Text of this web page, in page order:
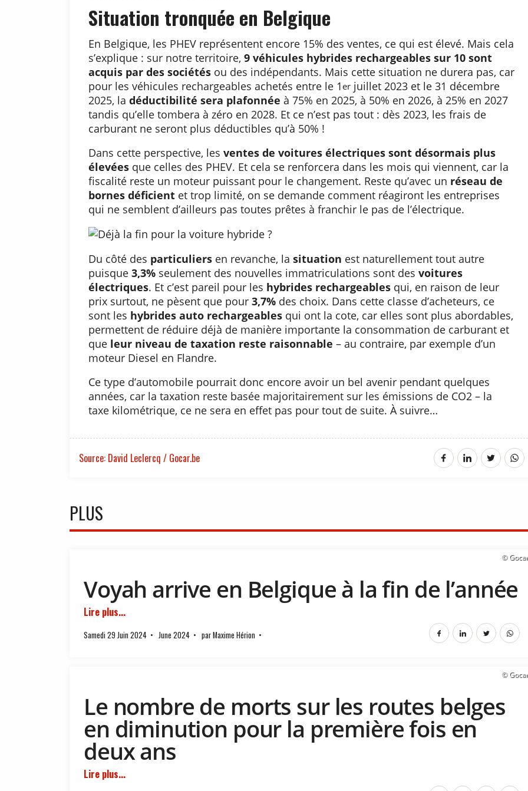
Situation tronquée en Belgique
En Belgique, les PHEV représentent encore 15% des ventes, ce qui est élevé. Mais cela
s’explique : sur notre territoire, 9 véhicules hybrides rechargeables sur 10 sont
acquis par des sociétés ou des indépendants. Mais cette situation ne durera pas, car
pour les véhicules rechargeables achetés entre le 1er juillet 2023 et le 31 décembre
2025, la déductibilité sera plafonnée à 75% en 2025, à 50% en 2026, à 25% en 2027
tandis qu’elle tombera à zéro en 2028. Et ce n’est pas tout : dès 2023, les frais de
carburant ne seront plus déductibles qu’à 50% !
Dans cette perspective, les ventes de voitures électriques sont désormais plus
élevées que celles des PHEV. Et cela se renforcera dans les mois qui viennent, car la
fiscalité reste un moteur puissant pour le changement. Reste qu’avec un réseau de
bornes déficient et trop limité, on se demande comment réagiront les entreprises
qui ne semblent d’ailleurs pas toutes prêtes à franchir le pas de l’électrique.
Du côté des particuliers en revanche, la situation est naturellement tout autre
puisque 3,3% seulement des nouvelles immatriculations sont des voitures
électriques. Et c’est pareil pour les hybrides rechargeables qui, en raison de leur
prix surtout, ne pèsent que pour 3,7% des choix. Dans cette classe d’acheteurs, ce
sont les hybrides auto rechargeables qui ont la cote, car elles sont plus abordables,
permettent de réduire déjà de manière importante la consommation de carburant et
que leur niveau de taxation reste raisonnable – au contraire, par exemple d’un
moteur Diesel en Flandre.
Ce type d’automobile pourrait donc encore avoir un bel avenir pendant quelques
années, car la taxation reste basée majoritairement sur les émissions de CO2 – la
taxe kilométrique, ce ne sera en effet pas pour tout de suite. À suivre…
Source: David Leclercq / Gocar.be
PLUS
©
Voyah arrive en Belgique à la fin de l’année
Lire plus...
Samedi 29 Juin 2024 June 2024 par Maxime Hérion
©
Le nombre de morts sur les routes belges
en diminution pour la première fois en
deux ans
Lire plus...